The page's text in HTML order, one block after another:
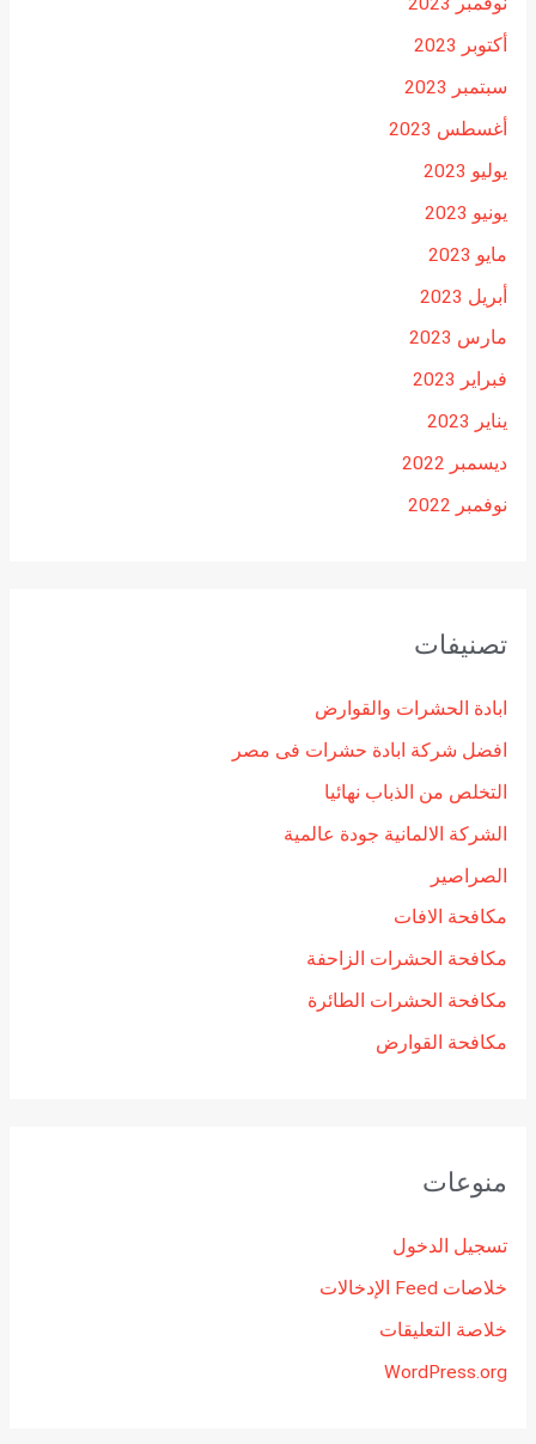
أكتوبر 2023
سبتمبر 2023
أغسطس 2023
يوليو 2023
يونيو 2023
مايو 2023
أبريل 2023
مارس 2023
فبراير 2023
يناير 2023
ديسمبر 2022
نوفمبر 2022
تصنيفات
ابادة الحشرات والقوارض
افضل شركة ابادة حشرات فى مصر
التخلص من الذباب نهائيا
الشركة الالمانية جودة عالمية
الصراصير
مكافحة الافات
مكافحة الحشرات الزاحفة
مكافحة الحشرات الطائرة
مكافحة القوارض
منوعات
تسجيل الدخول
خلاصات Feed الإدخالات
خلاصة التعليقات
WordPress.org